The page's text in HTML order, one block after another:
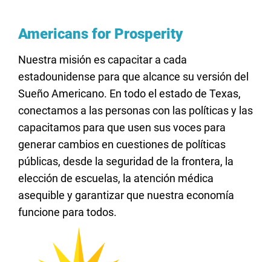
Americans for Prosperity
Nuestra misión es capacitar a cada
estadounidense para que alcance su versión del
Sueño Americano. En todo el estado de Texas,
conectamos a las personas con las políticas y las
capacitamos para que usen sus voces para
generar cambios en cuestiones de políticas
públicas, desde la seguridad de la frontera, la
elección de escuelas, la atención médica
asequible y garantizar que nuestra economía
funcione para todos.